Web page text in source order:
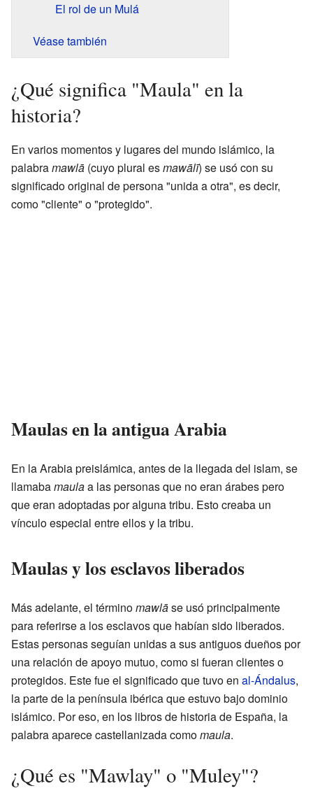
El rol de un Mulá
Véase también
¿Qué significa "Maula" en la
historia?
En varios momentos y lugares del mundo islámico, la
palabramawlā (cuyo plural esmawālī) se usó con su
significado original de persona "unida a otra", es decir,
como "cliente" o "protegido".
Maulas en la antigua Arabia
En la Arabia preislámica, antes de la llegada del islam, se
llamabamaulaa las personas que no eran árabes pero
que eran adoptadas por alguna tribu. Esto creaba un
vínculo especial entre ellos y la tribu.
Maulas y los esclavos liberados
Más adelante, el términomawlāse usó principalmente
para referirse a los esclavos que habían sido liberados.
Estas personas seguían unidas a sus antiguos dueños por
una relación de apoyo mutuo, como si fueran clientes o
protegidos. Este fue el significado que tuvo en al-Ándalus,
la parte de la península ibérica que estuvo bajo dominio
islámico. Por eso, en los libros de historia de España, la
palabra aparece castellanizada comomaula.
¿Qué es "Mawlay" o "Muley"?